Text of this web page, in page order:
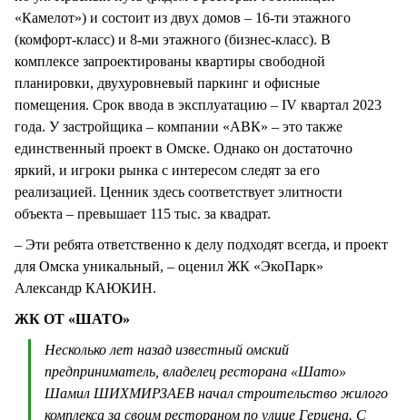
«Камелот») и состоит из двух домов – 16-ти этажного
(комфорт-класс) и 8-ми этажного (бизнес-класс). В
комплексе запроектированы квартиры свободной
планировки, двухуровневый паркинг и офисные
помещения. Срок ввода в эксплуатацию – IV квартал 2023
года. У застройщика – компании «АВК» – это также
единственный проект в Омске. Однако он достаточно
яркий, и игроки рынка с интересом следят за его
реализацией. Ценник здесь соответствует элитности
объекта – превышает 115 тыс. за квадрат.
– Эти ребята ответственно к делу подходят всегда, и проект
для Омска уникальный, – оценил ЖК «ЭкоПарк»
Александр КАЮКИН.
ЖК ОТ «ШАТО»
Несколько лет назад известный омский
предприниматель, владелец ресторана «Шато»
Шамил ШИХМИРЗАЕВ начал строительство жилого
комплекса за своим рестораном по улице Герцена. С